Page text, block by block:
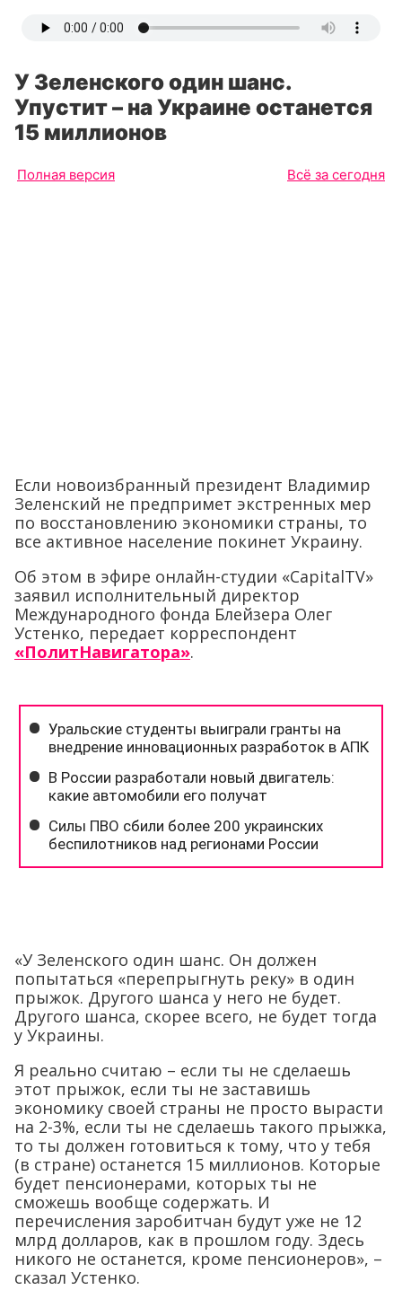
У Зеленского один шанс.
Упустит – на Украине останется
15 миллионов
Полная версия Всё за сегодня
Если новоизбранный президент Владимир
Зеленский не предпримет экстренных мер
по восстановлению экономики страны, то
все активное население покинет Украину.
Об этом в эфире онлайн-студии «CapitalTV»
заявил исполнительный директор
Международного фонда Блейзера Олег
Устенко, передает корреспондент
«ПолитНавигатора».
«У Зеленского один шанс. Он должен
попытаться «перепрыгнуть реку» в один
прыжок. Другого шанса у него не будет.
Другого шанса, скорее всего, не будет тогда
у Украины.
Я реально считаю – если ты не сделаешь
этот прыжок, если ты не заставишь
экономику своей страны не просто вырасти
на 2-3%, если ты не сделаешь такого прыжка,
то ты должен готовиться к тому, что у тебя
(в стране) останется 15 миллионов. Которые
будет пенсионерами, которых ты не
сможешь вообще содержать. И
перечисления заробитчан будут уже не 12
млрд долларов, как в прошлом году. Здесь
никого не останется, кроме пенсионеров», –
сказал Устенко.